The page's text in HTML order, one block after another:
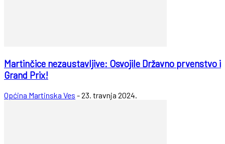
Martinčice nezaustavljive: Osvojile Državno prvenstvo i
Grand Prix!
Općina Martinska Ves -23. travnja 2024.